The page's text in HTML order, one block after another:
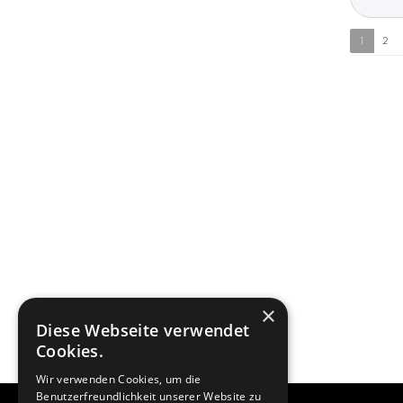
1 2
×
Diese Webseite verwendet
Cookies.
Wir verwenden Cookies, um die
Benutzerfreundlichkeit unserer Website zu